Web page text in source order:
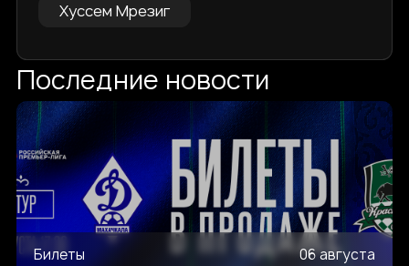
Хуссем Мрезиг
Последние новости
Билеты 06 августа